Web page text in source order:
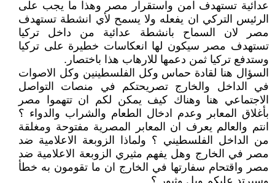
عدائية تستهدف امن واستقرار مصر وهذا ما يجب على
الرئيس التركي ان يفعله ولا يسمح لأي انشطة تستهدف
مصر لان السماح بانشطة عدائية من داخل تركيا
تستهدف مصر سيكون لها انعكاسات خطيرة على تركيا
وستدفع تركيا ثمن دعمها للارهاب هذا باختصار.
السؤال هنا لقادة حماس وكل الفلسطينين وكل الاصوات
في الداخل والخارج تصريحتكم في منصات التواصل
الاجتماعي هنا وهناك كيف يمكن لكم ان تتهموا مصر
بأغلاق المعابر وعدم ادخال الطعام والشراب والدواء ؟
انتم والعالم يعرف ان المعابر المصرية مفتوحة ومغلقة
من الداخل الفلسطيني ؟ ولماذا الزوبعة الاعلامية ضد
مصر في الخارج وهل يفهم مثيري الزوبعة الاعلامية ضد
مصر واقتحام سفارتها في الخارج ان ما تقومون به خطأ